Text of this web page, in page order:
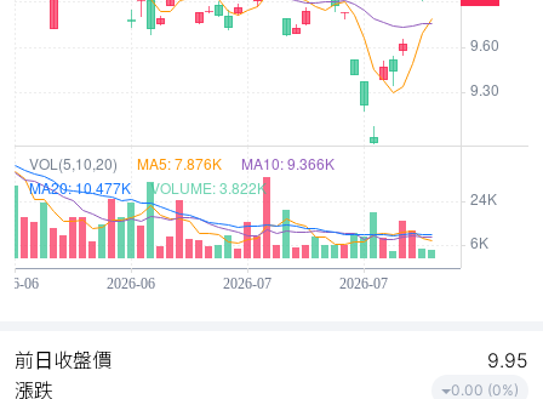
前日收盤價
9.95
漲跌
0.00 (0%)